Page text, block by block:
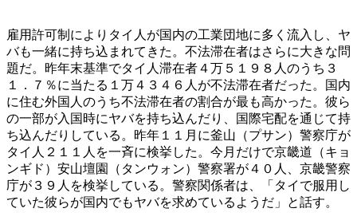
雇用許可制によりタイ人が国内の工業団地に多く流入し、ヤ
バも一緒に持ち込まれてきた。不法滞在者はさらに大きな問
題だ。昨年末基準でタイ人滞在者４万５１９８人のうち３
１．７％に当たる１万４３４６人が不法滞在者だった。国内
に住む外国人のうち不法滞在者の割合が最も高かった。彼ら
の一部が入国時にヤバを持ち込んだり、国際宅配を通じて持
ち込んだりしている。昨年１１月に釜山（プサン）警察庁が
タイ人２１１人を一斉に検挙した。今月だけで京畿道（キョ
ンギド）安山壇園（タンウォン）警察署が４０人、京畿警察
庁が３９人を検挙している。警察関係者は、「タイで服用し
ていた彼らが国内でもヤバを求めているようだ」と話す。